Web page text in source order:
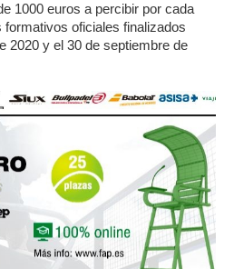
1000 euros a percibir por cada
oficiales finalizados
2020 y el 30 de septiembre de